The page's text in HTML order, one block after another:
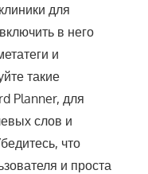
для
в него
и
такие
Planner, для
слов и
что
и проста